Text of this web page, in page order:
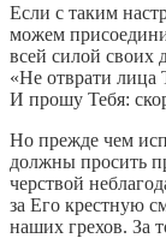
Если с таким
можем
всей силой своих
«Не отврати лица
И прошу Тебя:
Но прежде чем
должны просить
черствой
за Его крестную
наших грехов. За